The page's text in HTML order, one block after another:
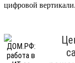
цифровой вертикали.